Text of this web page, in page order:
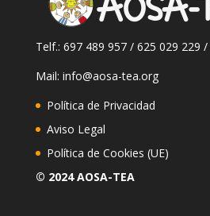
Telf.: 697 489 957 / 625 029 229
Mail: info@aosa-tea.org
Política de Privacidad
Aviso Legal
Política de Cookies (UE)
© 2024 AOSA-TEA